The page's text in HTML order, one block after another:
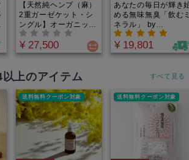
【天然純ヘンプ（麻）
2重ガーゼケット・シ
ングル】オーガニック
100%素材の安眠寝具
｜重くて暑苦しいタオ
ルケットはもう卒業！
さ。天然発酵糸が作る
空気の層で、エアコン
の冷えから体を守り、
圧倒的な吸湿発散性で
寝汗の蒸れを瞬時に逃
がす極上の肌掛け
¥ 27,500
あなたの毎日が輝き
める無味無臭「飲む
ネラル」 by
Minery(ミネリー）カ
ナダ原生林から誕生
重金属・農薬テスト
月分でお得！1日188
間。
¥ 19,801
上のアイテム すべて見る
送料無料クーポン対象 送料無料クーポン対象